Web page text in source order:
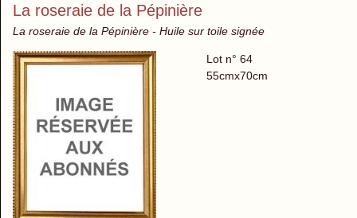
La roseraie de la Pépinière
La roseraie de la Pépinière - Huile sur toile signée
Lot n° 64
55cmx70cm